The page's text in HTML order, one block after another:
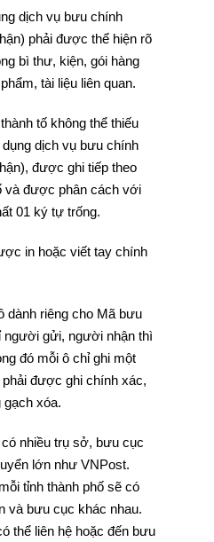
dịch vụ bưu chính
phải được thể hiện rõ
bì thư, kiện, gói hàng
tài liệu liên quan.
tố không thể thiếu
dịch vụ bưu chính
được ghi tiếp theo
và được phân cách với
01 ký tự trống.
in hoặc viết tay chính
riêng cho Mã bưu
người gửi, người nhận thì
đó mỗi ô chỉ ghi một
được ghi chính xác,
gạch xóa.
nhiều trụ sở, bưu cục
lớn như VNPost.
tỉnh thành phố sẽ có
và bưu cục khác nhau.
thể liên hệ hoặc đến bưu